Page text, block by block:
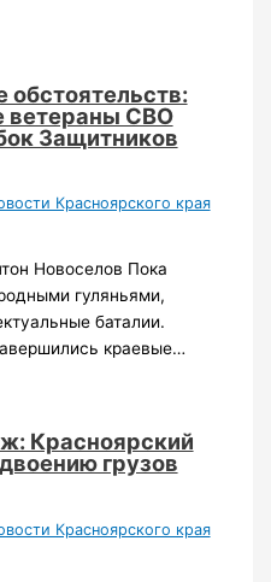
обстоятельств:
ветераны СВО
Защитников
Красноярского края
Новоселов Пока
гуляньями,
баталии.
краевые…
Красноярский
грузов
Красноярского края